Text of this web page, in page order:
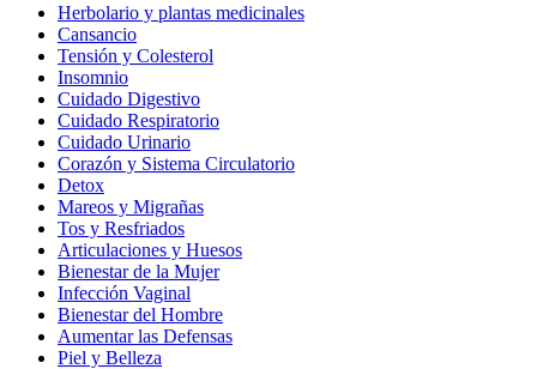
Herbolario y plantas medicinales
Cansancio
Tensión y Colesterol
Insomnio
Cuidado Digestivo
Cuidado Respiratorio
Cuidado Urinario
Corazón y Sistema Circulatorio
Detox
Mareos y Migrañas
Tos y Resfriados
Articulaciones y Huesos
Bienestar de la Mujer
Infección Vaginal
Bienestar del Hombre
Aumentar las Defensas
Piel y Belleza